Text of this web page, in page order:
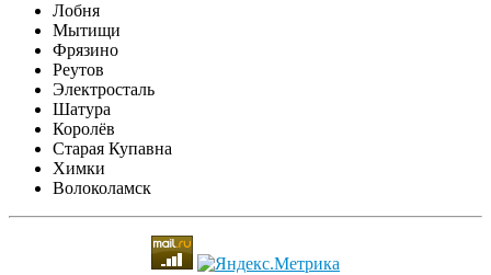
Лобня
Мытищи
Фрязино
Реутов
Электросталь
Шатура
Королёв
Старая Купавна
Химки
Волоколамск